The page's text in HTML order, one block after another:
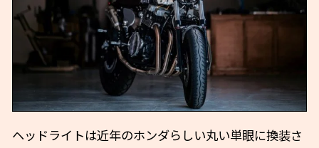
ヘッドライトは近年のホンダらしい丸い単眼に換装さ